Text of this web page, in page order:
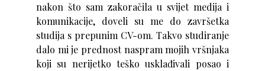
nakon što sam zakoračila u svijet medija i
komunikacije, doveli su me do završetka
studija s prepunim CV-om. Takvo studiranje
dalo mi je prednost naspram mojih vršnjaka
koji su nerijetko teško usklađivali posao i